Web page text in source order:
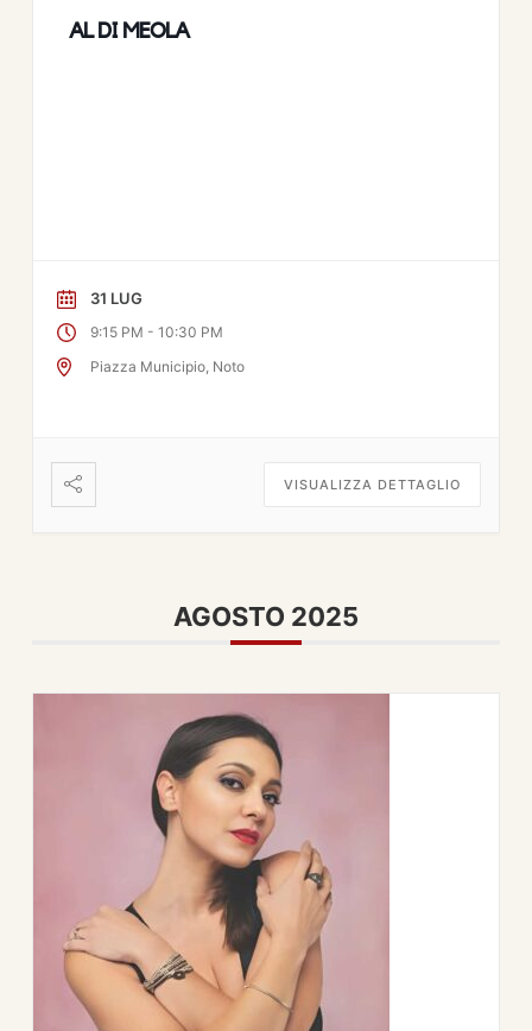
AL DI MEOLA
31 LUG
9:15 PM - 10:30 PM
Piazza Municipio, Noto
VISUALIZZA DETTAGLIO
AGOSTO 2025